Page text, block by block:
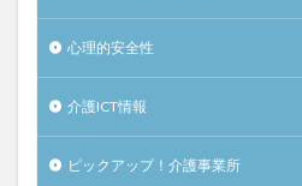
心理的安全性
介護ICT情報
ピックアップ！介護事業所